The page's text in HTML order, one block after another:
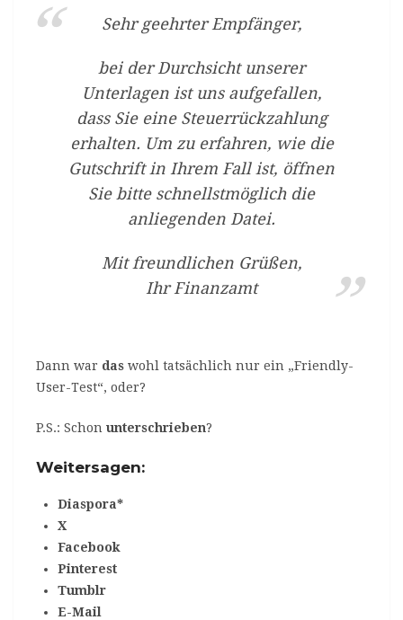
Sehr geehrter Empfänger,
bei der Durchsicht unserer
Unterlagen ist uns aufgefallen,
dass Sie eine Steuerrückzahlung
erhalten. Um zu erfahren, wie die
Gutschrift in Ihrem Fall ist, öffnen
Sie bitte schnellstmöglich die
anliegenden Datei.
Mit freundlichen Grüßen,
Ihr Finanzamt
Dann war das wohl tatsächlich nur ein „Friendly-
User-Test“, oder?
P.S.: Schon unterschrieben?
Weitersagen:
Diaspora*
X
Facebook
Pinterest
Tumblr
E-Mail